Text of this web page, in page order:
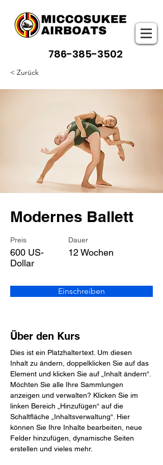
786-385-3502
< Zurück
Modernes Ballett
Preis
600 US-
Dollar
Dauer
12 Wochen
Einschreiben
Über den Kurs
Dies ist ein Platzhaltertext. Um diesen
Inhalt zu ändern, doppelklicken Sie auf das
Element und klicken Sie auf „Inhalt ändern“.
Möchten Sie alle Ihre Sammlungen
anzeigen und verwalten? Klicken Sie im
linken Bereich „Hinzufügen“ auf die
Schaltfläche „Inhaltsverwaltung“. Hier
können Sie Ihre Inhalte bearbeiten, neue
Felder hinzufügen, dynamische Seiten
erstellen und vieles mehr.